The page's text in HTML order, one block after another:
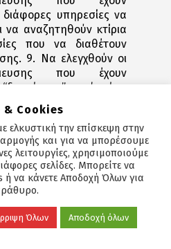
υπηρεσίες να
αναζητηθούν κτίρια
που να διαθέτουν
9. Να ελεγχθούν οι
που έχουν
κατά πόσο
γίνει κατάχρηση του
μπει στόχος έως ένα
όλα τα ενοικιαζόμενα
αντικατασταθεί με
περιφερειακά του
εισόδου
κέντρο, εκτός μόνιμων
& Cookies
την επίσκεψη στην
και για να μπορέσουμε
λειτουργίες, χρησιμοποιούμε
σελίδες. Μπορείτε να
ή να κάνετε Αποδοχή Όλων για
Όλων Αποδοχή όλων